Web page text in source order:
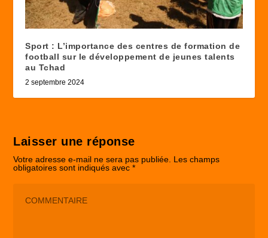
Sport : L’importance des centres de formation de
football sur le développement de jeunes talents
au Tchad
2 septembre 2024
Laisser une réponse
Votre adresse e-mail ne sera pas publiée. Les champs
obligatoires sont indiqués avec*